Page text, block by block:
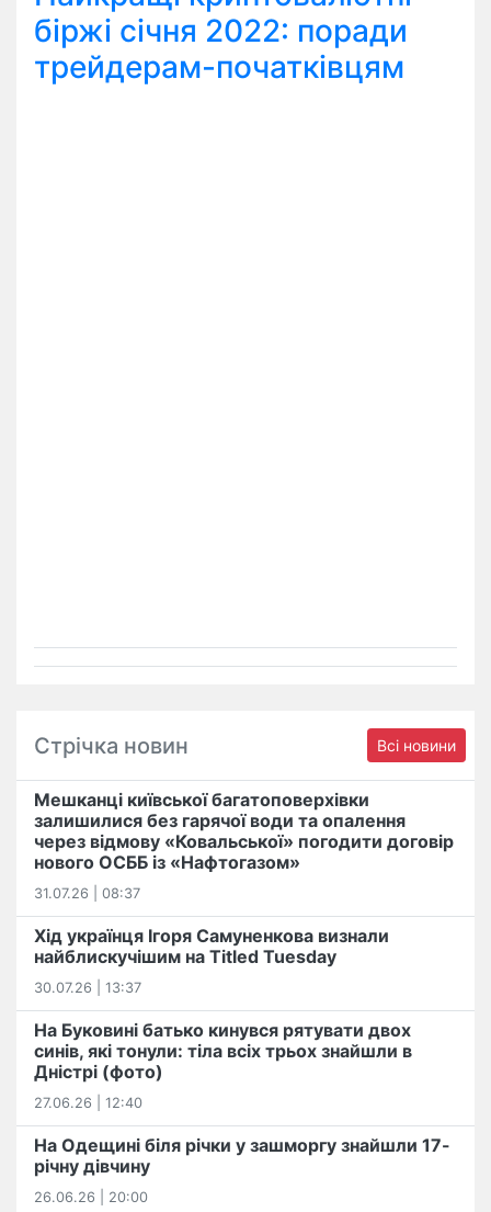
біржі січня 2022: поради
трейдерам-початківцям
Стрічка новин Всі новини
Мешканці київської багатоповерхівки
залишилися без гарячої води та опалення
через відмову «Ковальської» погодити договір
нового ОСББ із «Нафтогазом»
31.07.26 | 08:37
Хід українця Ігоря Самуненкова визнали
найблискучішим на Titled Tuesday
30.07.26 | 13:37
На Буковині батько кинувся рятувати двох
синів, які тонули: тіла всіх трьох знайшли в
Дністрі (фото)
27.06.26 | 12:40
На Одещині біля річки у зашморгу знайшли 17-
річну дівчину
26.06.26 | 20:00